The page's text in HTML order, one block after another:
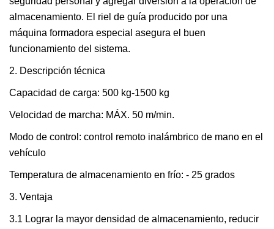
almacenamiento. El riel de guía producido por una
máquina formadora especial asegura el buen
funcionamiento del sistema.
2. Descripción técnica
Capacidad de carga: 500 kg-1500 kg
Velocidad de marcha: MÁX. 50 m/min.
Modo de control: control remoto inalámbrico de mano en el
vehículo
Temperatura de almacenamiento en frío: - 25 grados
3. Ventaja
3.1 Lograr la mayor densidad de almacenamiento, reducir